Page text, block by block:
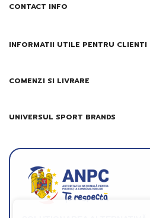
CONTACT INFO
INFORMATII UTILE PENTRU CLIENTI
COMENZI SI LIVRARE
UNIVERSUL SPORT BRANDS